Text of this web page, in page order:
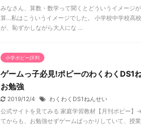
みなさん、算数・数学って聞くとどういうイメージ
算…私はこういうイメージでした。 小学校中学校高
が、恥ずかしながら大人にな ...
小学ポピー評判
ゲームっ子必見!ポピーのわくわくDS1
お勉強
2019/12/4
わくわくDS1ねんせい
公式サイトを見てみる 家庭学習教材【月刊ポピー
てからも、お勉強せずゲームばっかりしていて、授